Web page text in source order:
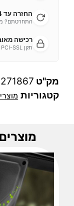
החזרה עד 14 יום
התחרטתם?
רכישה
תקן PCI-SSL מחמיר
מק"ט
קטגוריות